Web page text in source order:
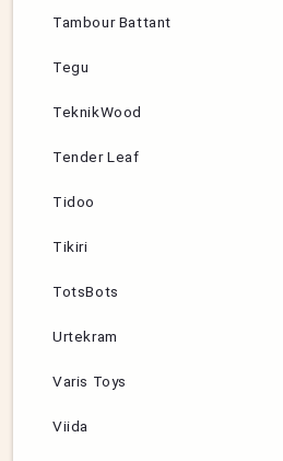
Tambour Battant
Tegu
TeknikWood
Tender Leaf
Tidoo
Tikiri
TotsBots
Urtekram
Varis Toys
Viida